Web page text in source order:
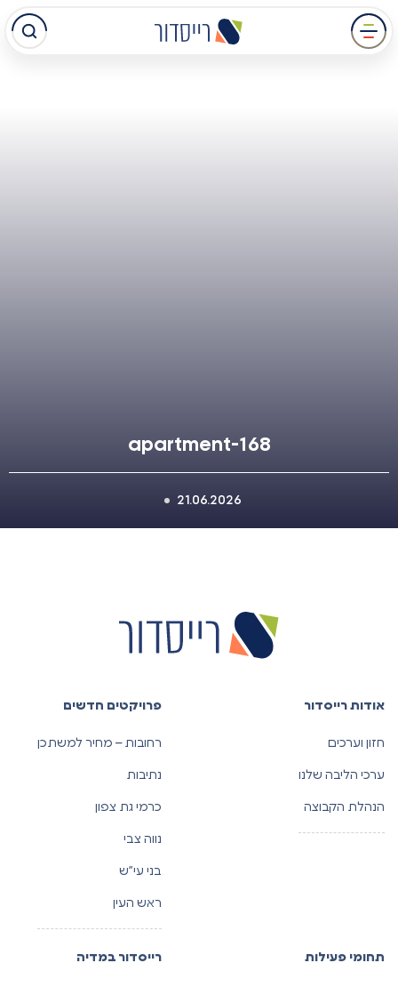
מעבר
לתוכן
apartment-168
21.06.2026
אודות רייסדור
חזון וערכים
ערכי הליבה שלנו
הנהלת הקבוצה
פרויקטים חדשים
רחובות – מחיר למשתכן
נתיבות
כרמי גת צפון
נווה צבי
בני עי”ש
ראש העין
תחומי פעילות רייסדור במדיה